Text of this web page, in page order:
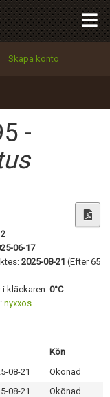
Skapa konto
-
2
06-17
2025-08-21 (Efter 65
i kläckaren: 0°C
nyxxos
Kön
08-21
Okönad
08-21 Okönad
Privacy Policy
Tillbaka till förstasidan